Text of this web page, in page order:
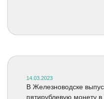
14.03.2023
В Железноводске
пятирублевую монету в